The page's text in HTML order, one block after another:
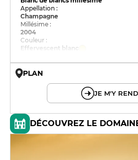
Appellation :
Champagne
Millésime :
2004
Couleur :
Effervescent blanc
PLAN
JE M'Y
DÉCOUVREZ LE